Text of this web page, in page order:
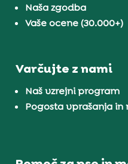
Naša zgodba
Vaše ocene (30.000+)
Varčujte z nami
Naš vzrejni program
Pogosta vprašanja in